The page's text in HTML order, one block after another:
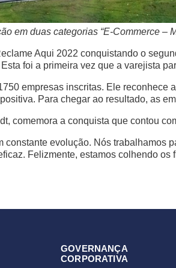
em duas categorias “E-Commerce –
Aqui 2022 conquistando o
foi a primeira vez que a varejista
empresas inscritas. Ele
Para chegar ao resultado, as
comemora a conquista que contou
constante evolução. Nós trabalhamos
Felizmente, estamos colhendo os
GOVERNANÇA
CORPORATIVA